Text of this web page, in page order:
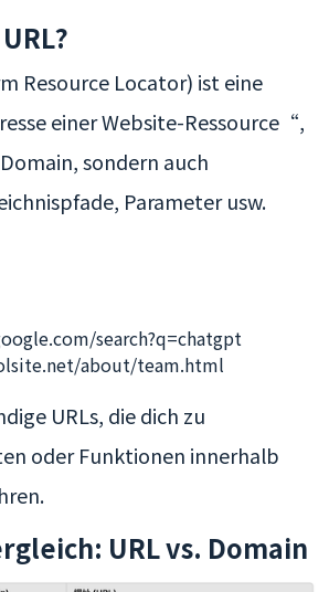
Resource Locator) ist eine
einer Website-Ressource“,
sondern auch
Parameter usw.
search?q=chatgpt
about/team.html
URLs, die dich zu
oder Funktionen innerhalb
URL vs. Domain